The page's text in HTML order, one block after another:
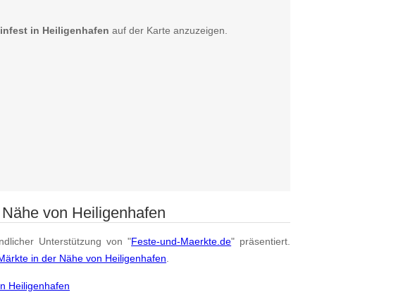
in Heiligenhafen auf der Karte anzuzeigen.
von Heiligenhafen
Unterstützung von "Feste-und-Maerkte.de" präsentiert.
in der Nähe von Heiligenhafen
Heiligenhafen